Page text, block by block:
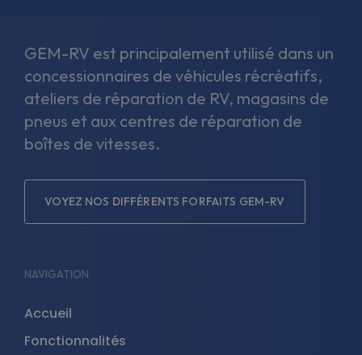
GEM-RV est principalement utilisé dans un
concessionnaires de véhicules récréatifs,
ateliers de réparation de RV, magasins de
pneus et aux centres de réparation de
boîtes de vitesses.
VOYEZ NOS DIFFÉRENTS FORFAITS GEM-RV
NAVIGATION
Accueil
Fonctionnalités